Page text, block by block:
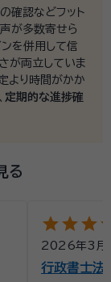
確認などフット
が多数寄せら
ンを併用して信
が両立していま
より時間がかか
定期的な進捗確
る
starstarstar
2026年3月
行政書士法